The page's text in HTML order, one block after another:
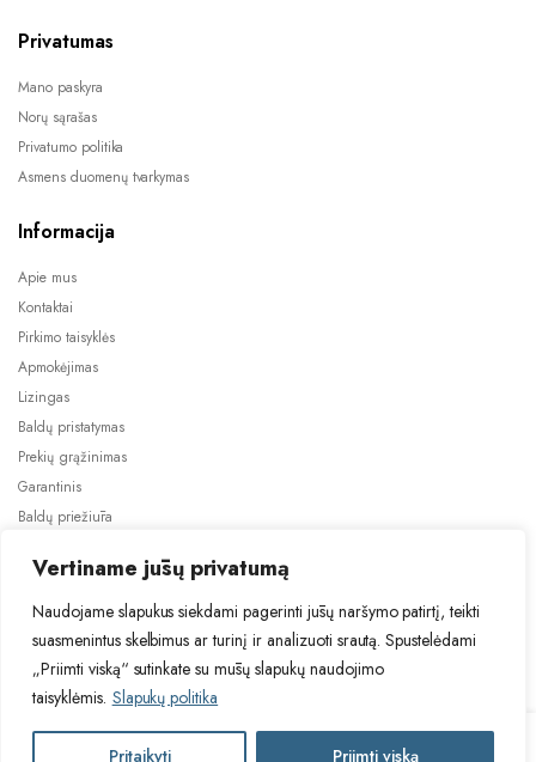
Vertiname jūsų privatumą
Naudojame slapukus siekdami pagerinti jūsų naršymo patirtį, teikti
suasmenintus skelbimus ar turinį ir analizuoti srautą. Spustelėdami
„Priimti viską“ sutinkate su mūsų slapukų naudojimo
taisyklėmis. Slapukų politika
Pritaikyti Priimti viską
Privatumas
Mano paskyra
Norų sąrašas
Privatumo politika
Asmens duomenų tvarkymas
Informacija
Apie mus
Kontaktai
Pirkimo taisyklės
Apmokėjimas
Lizingas
Baldų pristatymas
Prekių grąžinimas
Garantinis
Baldų priežiūra
2024 © Visos teisės saugomos. Be TauBaldai.lt sutikimo draudžiama